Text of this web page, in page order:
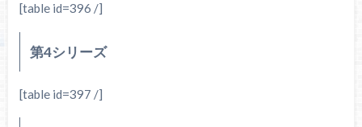
[table id=396 /]
第4シリーズ
[table id=397 /]